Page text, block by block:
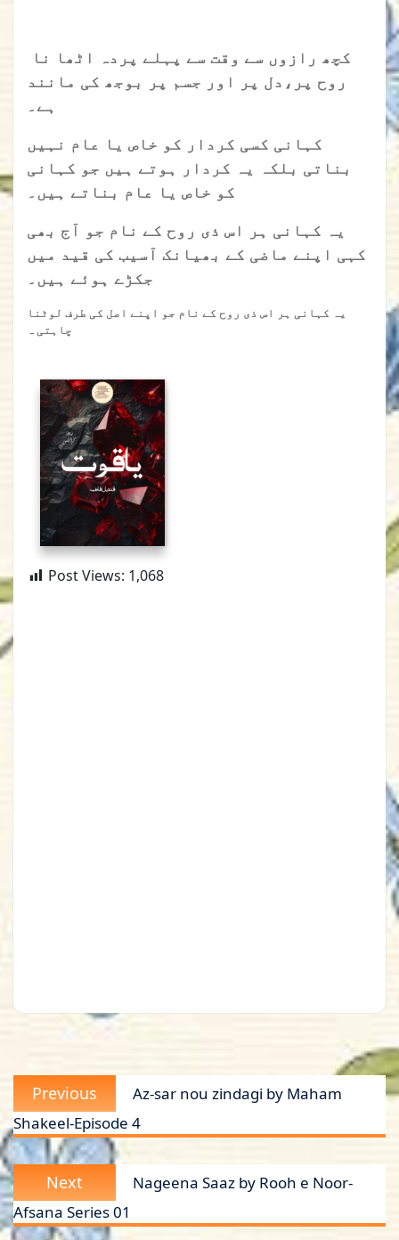
کچھ رازوں سے وقت سے پہلے پردہ اٹھا نا
روح پر،دل پر اور جسم پر بوجھ کی مانند
ہے۔
کہانی کسی کردار کو خاص یا عام نہیں
بناتی بلکہ یہ کردار ہوتے ہیں جو کہانی
کو خاص یا عام بناتے ہیں۔
یہ کہانی ہر اس ذی روح کے نام جو آج بھی
کہی اپنے ماضی کے بھیانک آسیب کی قید میں
جکڑے ہوئے ہیں۔
یہ کہانی ہر اس ذی روح کے نام جو اپنے اصل کی طرف لوٹنا
چاہتی ہ
Post Views: 1,068
Post
navigation
Previous
post:
Az-sar nou zindagi by Maham
Shakeel-Episode 4
Next
post:
Nageena Saaz by Rooh e Noor-
Afsana Series 01